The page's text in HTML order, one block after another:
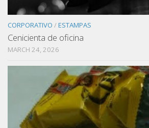
CORPORATIVO /ESTAMPAS
Cenicienta de oficina
MARCH 24, 2026